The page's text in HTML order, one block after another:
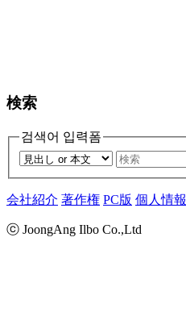
検索
검색어 입력폼
会社紹介 著作権 PC版 個人情報
ⓒ JoongAng Ilbo Co.,Ltd